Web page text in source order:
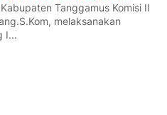
Tanggamus Komisi II
melaksanakan
I...